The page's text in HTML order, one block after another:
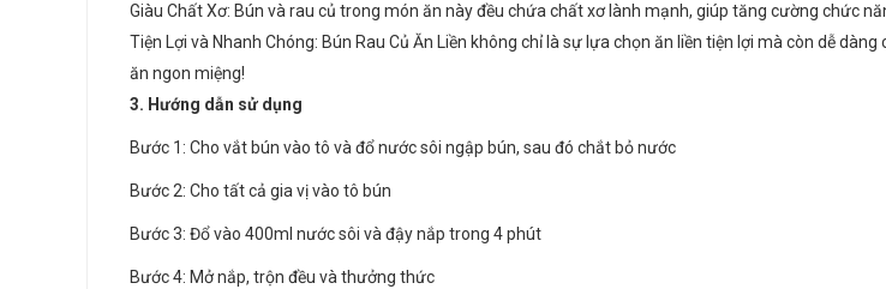
Giàu Chất Xơ: Bún và rau củ trong món ăn này đều chứa chất xơ lành mạnh, giúp tăng cường chức
Tiện Lợi và Nhanh Chóng: Bún Rau Củ Ăn Liền không chỉ là sự lựa chọn ăn liền tiện lợi mà còn dễ
ăn ngon miệng!
3. Hướng dẫn sử dụng
Bước 1: Cho vắt bún vào tô và đổ nước sôi ngập bún, sau đó chắt bỏ nước
Bước 2: Cho tất cả gia vị vào tô bún
Bước 3: Đổ vào 400ml nước sôi và đậy nắp trong 4 phút
Bước 4: Mở nắp, trộn đều và thưởng thức